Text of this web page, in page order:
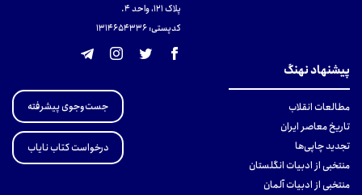
پلاک 121، واحد ۴.
کدپستی: 131465433۶
پیشنهاد نهنگ
مطالعات انقلاب
تاریخ معاصر ایران
تجدید چاپی‌ها
منتخبی از ادبیات انگلستان
منتخبی از ادبیات آلمان
جست‌وجوی پیشرفته
درخواست کتاب نایاب